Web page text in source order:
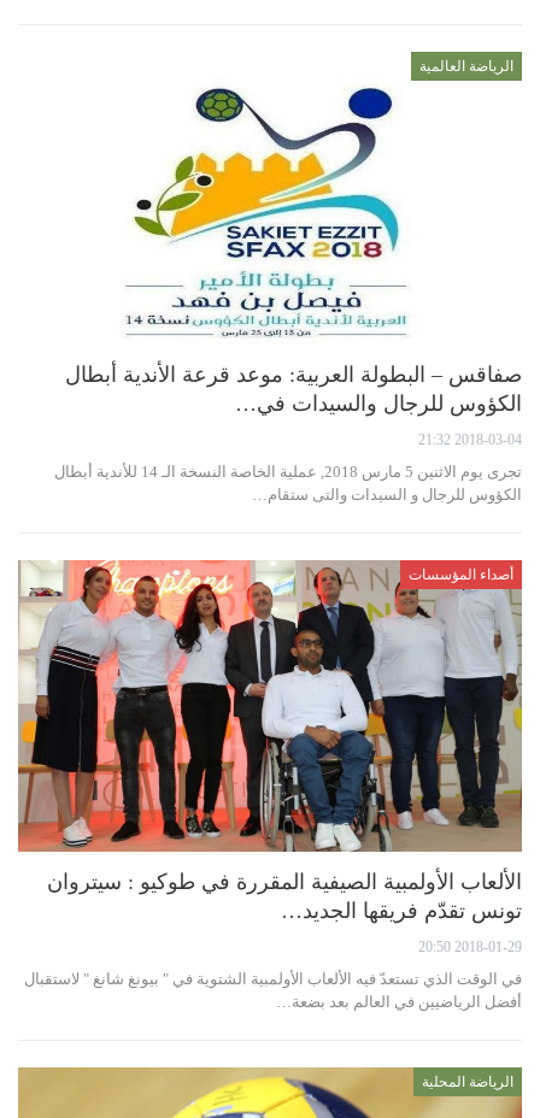
الرياضة العالمية
صفاقس – البطولة العربية: موعد قرعة الأندية أبطال
الكؤوس للرجال والسيدات في…
2018-03-04 21:32
تجرى يوم الاثنين 5 مارس 2018, عملية الخاصة النسخة الـ 14 للأندية أبطال
الكؤوس للرجال و السيدات والتى ستقام…
أصداء المؤسسات
الألعاب الأولمبية الصيفية المقررة في طوكيو : سيتروان
تونس تقدّم فريقها الجديد…
2018-01-29 20:50
في الوقت الذي تستعدّ فيه الألعاب الأولمبية الشتوية في " بيونغ شانغ " لاستقبال
أفضل الرياضيين في العالم بعد بضعة…
الرياضة المحلية